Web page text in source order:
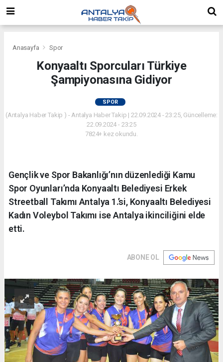
Anasayfa Spor
Konyaaltı Sporcuları Türkiye
Şampiyonasına Gidiyor
SPOR
(Antalya Haber Takip ) - Antalya Haber Takip | 22.09.2024 - 23:25, Güncelleme:
22.09.2024 - 23:25
7824+ kez okundu.
Gençlik ve Spor Bakanlığı’nın düzenlediği Kamu
Spor Oyunları’nda Konyaaltı Belediyesi Erkek
Streetball Takımı Antalya 1.’si, Konyaaltı Belediyesi
Kadın Voleybol Takımı ise Antalya ikinciliğini elde
etti.
ABONE OL